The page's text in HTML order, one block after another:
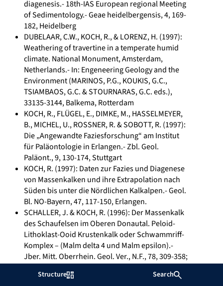
Structure Search
diagenesis.- 18th-IAS European regional Meeting
of Sedimentology.- Geae heidelbergensis, 4, 169-
182, Heidelberg
DUBELAAR, C.W., KOCH, R., & LORENZ, H. (1997):
Weathering of travertine in a temperate humid
climate. National Monument, Amsterdam,
Netherlands.- In: Engeneering Geology and the
Environment (MARINOS, P.G., KOUKIS, G.C.,
TSIAMBAOS, G.C. & STOURNARAS, G.C. eds.),
33135-3144, Balkema, Rotterdam
KOCH, R., FLÜGEL, E., DIMKE, M., HASSELMEYER,
B., MICHEL, U., ROSSNER, R. & SOBOTT, R. (1997):
Die „Angewandte Faziesforschung“ am Institut
für Paläontologie in Erlangen.- Zbl. Geol.
Paläont., 9, 130-174, Stuttgart
KOCH, R. (1997): Daten zur Fazies und Diagenese
von Massenkalken und ihre Extrapolation nach
Süden bis unter die Nördlichen Kalkalpen.- Geol.
Bl. NO-Bayern, 47, 117-150, Erlangen.
SCHALLER, J. & KOCH, R. (1996): Der Massenkalk
des Schaufelsen im Oberen Donautal. Peloid-
Lithoklast-Ooid Krustenkalk oder Schwammriff-
Komplex – (Malm delta 4 und Malm epsilon).-
Jber. Mitt. Oberrhein. Geol. Ver., N.F., 78, 309-358;
KIRMACI, M. Z., KOCH, R. & BUCUR, J. I. (1996): An